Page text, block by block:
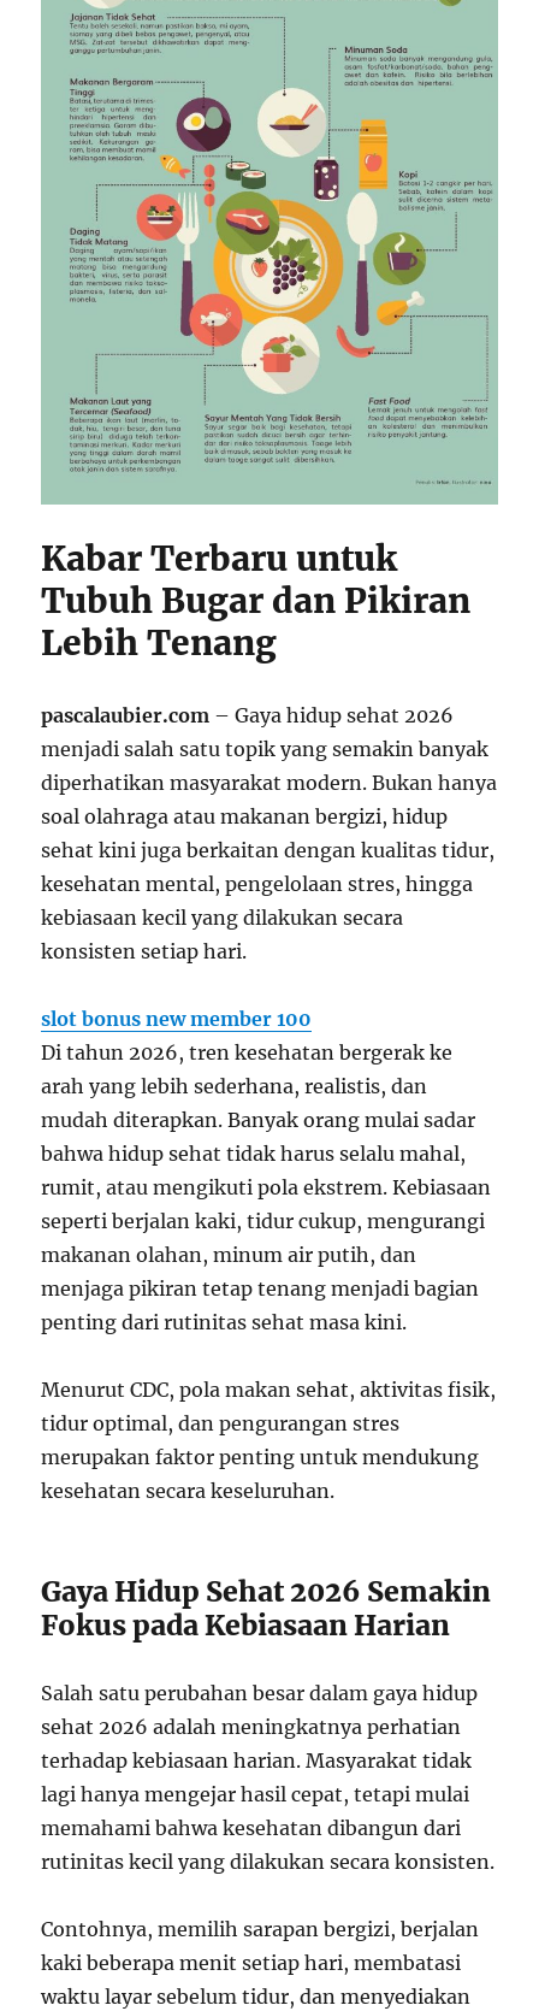
Kabar Terbaru untuk
Tubuh Bugar dan Pikiran
Lebih Tenang
pascalaubier.com – Gaya hidup sehat 2026
menjadi salah satu topik yang semakin banyak
diperhatikan masyarakat modern. Bukan hanya
soal olahraga atau makanan bergizi, hidup
sehat kini juga berkaitan dengan kualitas tidur,
kesehatan mental, pengelolaan stres, hingga
kebiasaan kecil yang dilakukan secara
konsisten setiap hari.
slot bonus new member 100
Di tahun 2026, tren kesehatan bergerak ke
arah yang lebih sederhana, realistis, dan
mudah diterapkan. Banyak orang mulai sadar
bahwa hidup sehat tidak harus selalu mahal,
rumit, atau mengikuti pola ekstrem. Kebiasaan
seperti berjalan kaki, tidur cukup, mengurangi
makanan olahan, minum air putih, dan
menjaga pikiran tetap tenang menjadi bagian
penting dari rutinitas sehat masa kini.
Menurut CDC, pola makan sehat, aktivitas fisik,
tidur optimal, dan pengurangan stres
merupakan faktor penting untuk mendukung
kesehatan secara keseluruhan.
Gaya Hidup Sehat 2026 Semakin
Fokus pada Kebiasaan Harian
Salah satu perubahan besar dalam gaya hidup
sehat 2026 adalah meningkatnya perhatian
terhadap kebiasaan harian. Masyarakat tidak
lagi hanya mengejar hasil cepat, tetapi mulai
memahami bahwa kesehatan dibangun dari
rutinitas kecil yang dilakukan secara konsisten.
Contohnya, memilih sarapan bergizi, berjalan
kaki beberapa menit setiap hari, membatasi
waktu layar sebelum tidur, dan menyediakan